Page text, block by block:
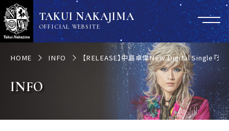
TAKUI NAKAJIMA
OFFICIAL WEBSITE
HOME INFO 【RELEASE】中島卓偉New Digital Single『光
INFO